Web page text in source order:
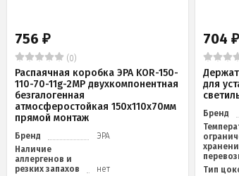
756 ₽
(0)
Распаячная коробка ЭРА KOR-150-
110-70-11g-2MP двухкомпонентная
безгалогенная
атмосферостойкая 150х110х70мм
прямой монтаж
Бренд
ЭРА
Наличие
аллергенов и
резких запахов
нет
704 ₽
для
Бренд
Тип